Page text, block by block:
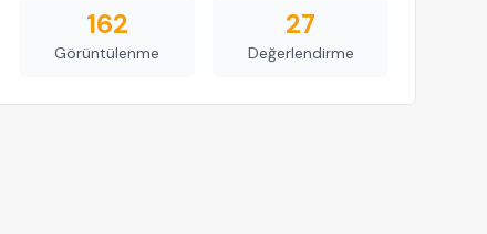
162
Görüntülenme
27
Değerlendirme